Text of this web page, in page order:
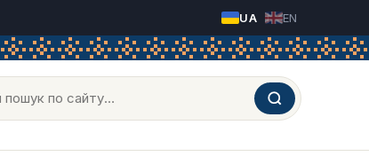
Оберіть свою мову